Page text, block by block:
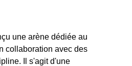
une arène dédiée au
collaboration avec des
Il s'agit d'une